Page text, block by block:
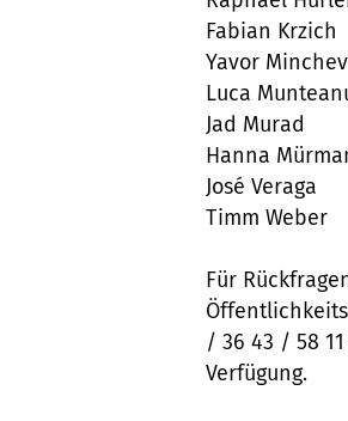
Fabian Krzich
Yavor Minchev
Luca
Jad Murad
Hanna
José Veraga
Timm Weber
Für
/ 36 43 / 58
Verfügung.